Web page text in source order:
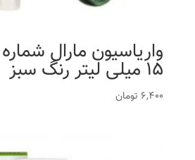
15 میلی لیتر رنگ سبز
6,400 تومان